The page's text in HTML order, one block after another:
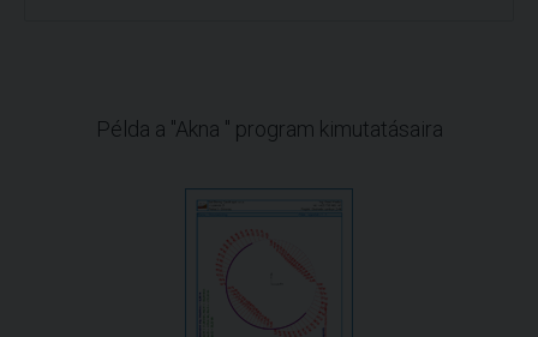
Példa a "Akna " program kimutatásaira